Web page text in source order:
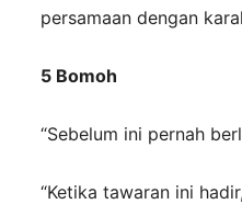
persamaan dengan
5 Bomoh
“Sebelum ini pernah
“Ketika tawaran ini